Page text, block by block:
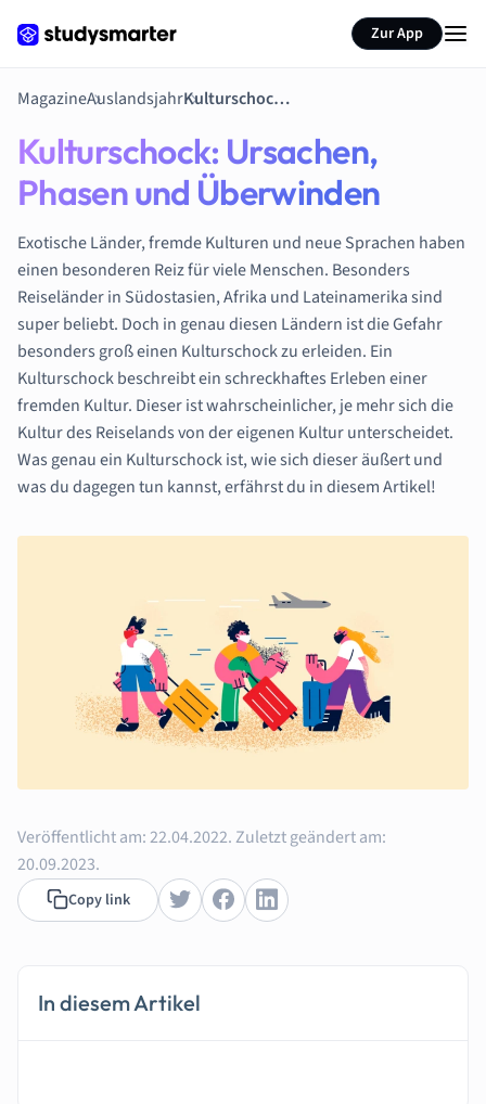
Zur App
MagazineAuslandsjahr Kulturschock: Ursachen, Phasen und Überwinden
Kulturschock: Ursachen,
Phasen und Überwinden
Exotische Länder, fremde Kulturen und neue Sprachen haben
einen besonderen Reiz für viele Menschen. Besonders
Reiseländer in Südostasien, Afrika und Lateinamerika sind
super beliebt. Doch in genau diesen Ländern ist die Gefahr
besonders groß einen Kulturschock zu erleiden. Ein
Kulturschock beschreibt ein schreckhaftes Erleben einer
fremden Kultur. Dieser ist wahrscheinlicher, je mehr sich die
Kultur des Reiselands von der eigenen Kultur unterscheidet.
Was genau ein Kulturschock ist, wie sich dieser äußert und
was du dagegen tun kannst, erfährst du in diesem Artikel!
Veröffentlicht am:22.04.2022.Zuletzt geändert am:
20.09.2023.
Copy link
In diesem Artikel